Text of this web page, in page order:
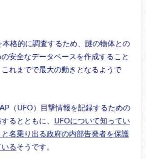
格的に調査するため、謎の物体との
安全なデータベースを作成すること
れまでで最大の動きとなるようで
（UFO）目撃情報を記録するための
るとともに、 UFOについて知ってい
名乗り出る政府の内部告発者を保護
るそうです。